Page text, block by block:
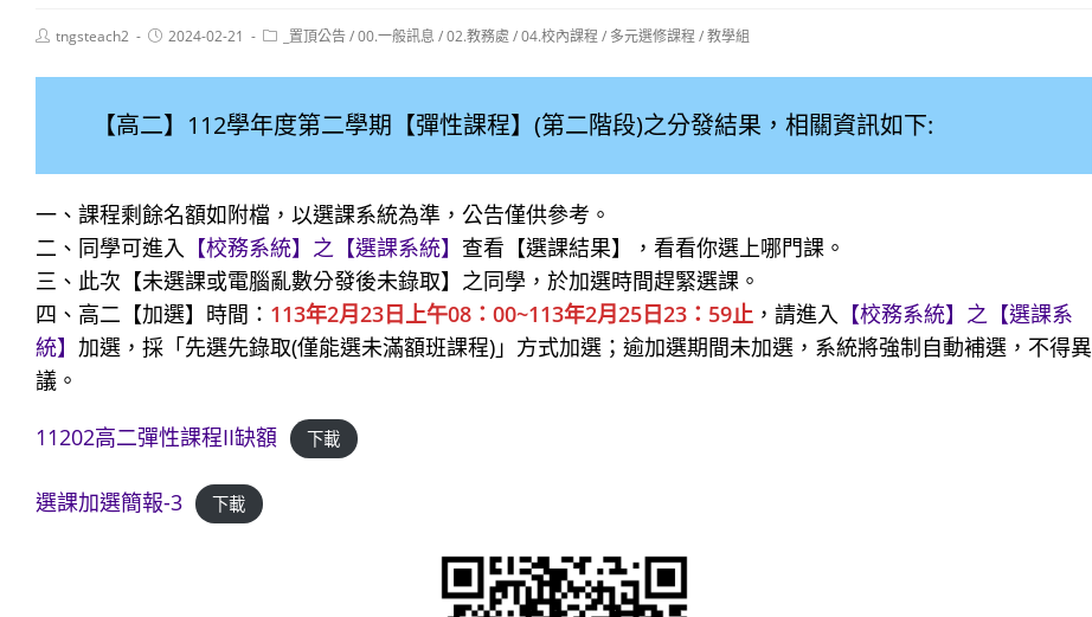
Posttngsteach2
Post2024-02-21
Post _置頂公告/00.一般訊息 /02.教務處 /04.校內課程 / 多元選修課程 /教學組
【高二】112學年度第二學期【彈性課程】(第二階段)之分發結果，相關資訊如下:
一、課程剩餘名額如附檔，以選課系統為準，公告僅供參考。
二、同學可進入 【校務系統】之【選課系統】 查看【選課結果】，看看你選上哪門課。
三、此次【未選課或電腦亂數分發後未錄取】之同學，於加選時間趕緊選課。
四、高二【加選】時間： 113年2月23日上午08：00~113年2月25日23：59止 ，請進入 【校務系統】之【選課系
統】 加選，採「先選先錄取(僅能選未滿額班課程)」方式加選；逾加選期間未加選，系統將強制自動補選，不得異
議。
11202高二彈性課程II缺額
下載
選課加選簡報-3 下載